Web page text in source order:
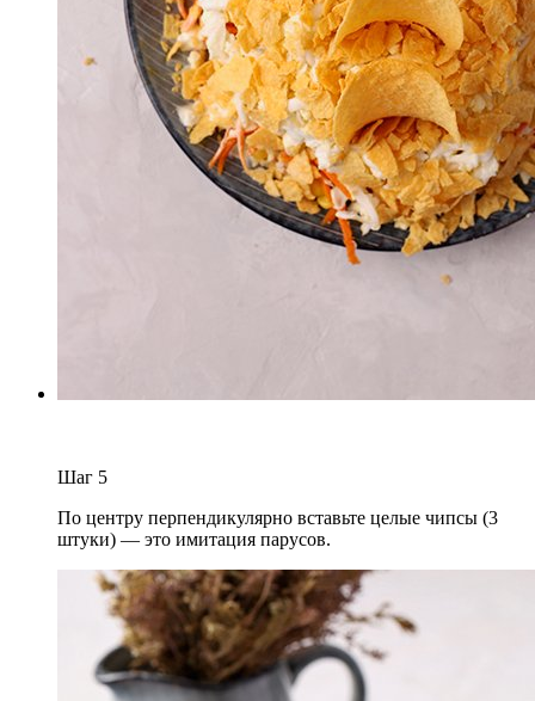
Шаг 5
По центру перпендикулярно вставьте целые чипсы (3
штуки) — это имитация парусов.